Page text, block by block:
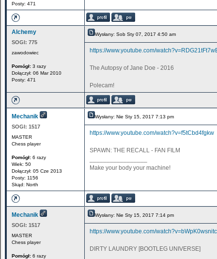
Posty: 471
Alchemy
SOGI: 775
zawodowiec
Pomógł: 3 razy
Dołączył: 06 Mar 2010
Posty: 471
Wysłany: Sob Sty 07, 2017 4:50 am
https://www.youtube.com/
The Autopsy of Jane Doe - 2016
Polecam!
Mechanik
SOGI: 1517
MASTER
Chess player
Pomógł: 6 razy
Wiek: 50
Dołączył: 05 Cze 2013
Posty: 1156
Skąd: North
Wysłany: Nie Sty 15, 2017 7:13 pm
https://www.youtube.com/watch?v=f5tCbd4fgkw
SPAWN: THE RECALL - FAN FILM
Make your body your machine!
Mechanik
SOGI: 1517
MASTER
Chess player
Pomógł: 6 razy
Wysłany: Nie Sty 15, 2017 7:14 pm
https://www.youtube.com/watch?v=bWpK0wsnitc
DIRTY LAUNDRY [BOOTLEG UNIVERSE]